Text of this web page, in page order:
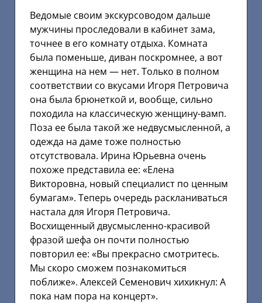
Ведомые своим экскурсоводом дальше
мужчины проследовали в кабинет зама,
точнее в его комнату отдыха. Комната
была поменьше, диван поскромнее, а вот
женщина на нем — нет. Только в полном
соответствии со вкусами Игоря Петровича
она была брюнеткой и, вообще, сильно
походила на классическую женщину-вамп.
Поза ее была такой же недвусмысленной, а
одежда на даме тоже полностью
отсутствовала. Ирина Юрьевна очень
похоже представила ее: «Елена
Викторовна, новый специалист по ценным
бумагам». Теперь очередь раскланиваться
настала для Игоря Петровича.
Восхищенный двусмысленно-красивой
фразой шефа он почти полностью
повторил ее: «Вы прекрасно смотритесь.
Мы скоро сможем познакомиться
поближе». Алексей Семенович хихикнул: А
пока нам пора на концерт».